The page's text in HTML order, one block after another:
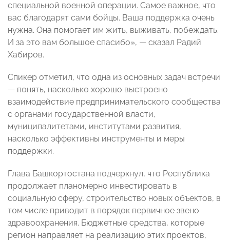
специальной военной операции. Самое важное, что
вас благодарят сами бойцы. Ваша поддержка очень
нужна. Она помогает им жить, выживать, побеждать.
И за это вам большое спасибо», — сказал Радий
Хабиров.
Спикер отметил, что одна из основных задач встречи
— понять, насколько хорошо выстроено
взаимодействие предпринимательского сообщества
с органами государственной власти,
муниципалитетами, институтами развития,
насколько эффективны инструменты и меры
поддержки.
Глава Башкортостана подчеркнул, что Республика
продолжает планомерно инвестировать в
социальную сферу, строительство новых объектов, в
том числе приводит в порядок первичное звено
здравоохранения. Бюджетные средства, которые
регион направляет на реализацию этих проектов,